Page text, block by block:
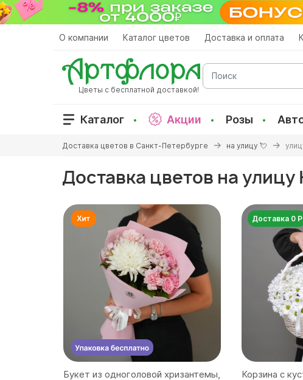
Перейти
к
О компании Каталог цветов Доставка и оплата
Цветы с бесплатной доставкой!
Поиск
Каталог Акции Розы
здесь
Доставка цветов в Санкт-Петербурге на улицу 💘
Доставка цветов на
Букет из одноголовой хризантемы,
Доставка 0 Р
Корзина с